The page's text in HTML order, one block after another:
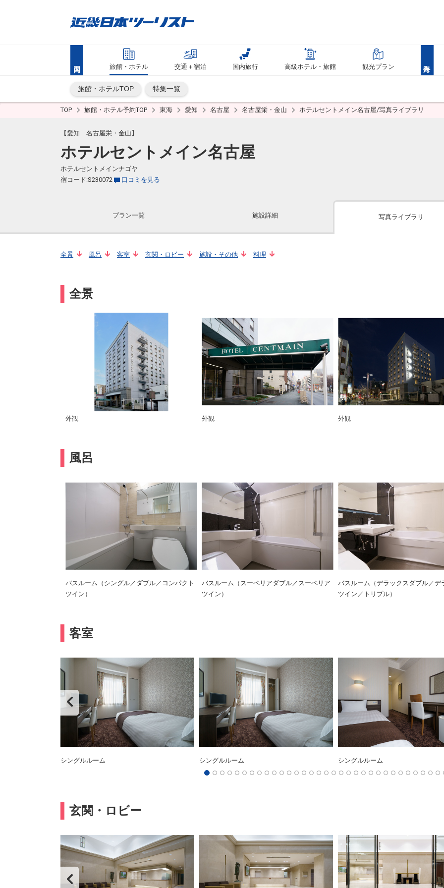
旅館・ホテル 交通＋宿泊 国内旅行 高級ホテル・旅館 観光プラン
旅館・ホテルTOP 特集一覧
TOP 旅館・ホテル予約TOP 東海 愛知 名古屋 名古屋栄・金山 ホテルセントメイン名古屋/写真ライブラリ
【愛知 名古屋栄・金山】
ホテルセントメイン名古屋
ホテルセントメインナゴヤ
宿コード:S230072
口コミを見る
プラン一覧 施設詳細 写真ライブラリ
全景 風呂 客室 玄関・ロビー 施設・その他 料理
全景
外観 外観 外観
風呂
バスルーム（シングル／ダブル／コンパクト
ツイン）
バスルーム（スーペリアダブル／スーペリア
ツイン）
バスルーム（デラックスダブル／デ
ツイン／トリプル）
客室
シングルルーム シングルルーム シングルルーム
玄関・ロビー